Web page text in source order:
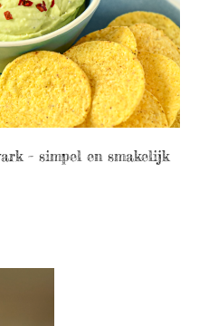
– simpel en smakelijk